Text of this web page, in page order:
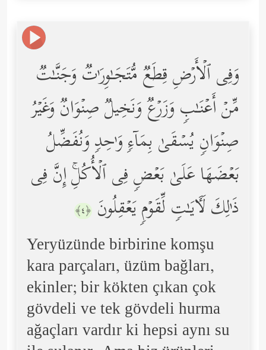
وَفِی ٱلۡأَرۡضِ قِطَعࣱ مُّتَجَـٰوِرَ ٰ⁠تࣱ وَجَنَّـٰتࣱ
مِّنۡ أَعۡنَـٰبࣲ وَزَرۡعࣱ وَنَخِیلࣱ صِنۡوَانࣱ وَغَیۡرُ
صِنۡوَانࣲ یُسۡقَىٰ بِمَاۤءࣲ وَ ٰ⁠حِدࣲ وَنُفَضِّلُ
بَعۡضَهَا عَلَىٰ بَعۡضࣲ فِی ٱلۡأُكُلِۚ إِنَّ فِی
ذَ ٰ⁠لِكَ لَـَٔایَـٰتࣲ لِّقَوۡمࣲ یَعۡقِلُونَ ﴿٤﴾
Yeryüzünde birbirine komşu
kara parçaları, üzüm bağları,
ekinler; bir kökten çıkan çok
gövdeli ve tek gövdeli hurma
ağaçları vardır ki hepsi aynı su